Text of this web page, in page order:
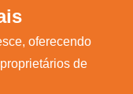
oferecendo
de